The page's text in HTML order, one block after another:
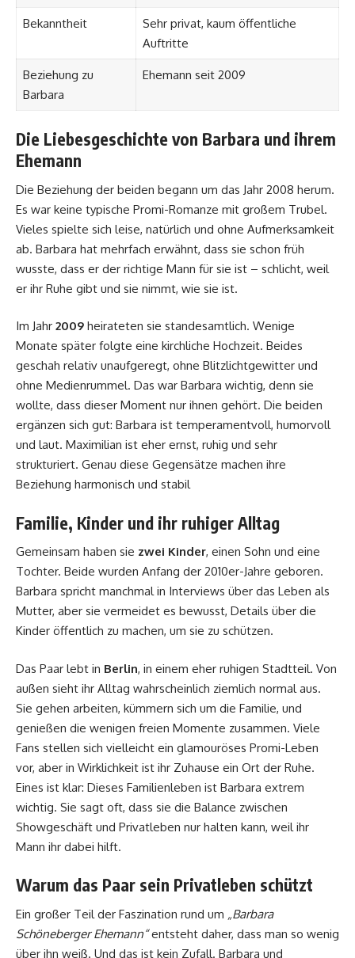
Bekanntheit
Sehr privat, kaum öffentliche
Auftritte
Beziehung zu
Barbara
Ehemann seit 2009
Die Liebesgeschichte von Barbara und ihrem
Ehemann
Die Beziehung der beiden begann um das Jahr 2008 herum.
Es war keine typische Promi-Romanze mit großem Trubel.
Vieles spielte sich leise, natürlich und ohne Aufmerksamkeit
ab. Barbara hat mehrfach erwähnt, dass sie schon früh
wusste, dass er der richtige Mann für sie ist – schlicht, weil
er ihr Ruhe gibt und sie nimmt, wie sie ist.
Im Jahr 2009 heirateten sie standesamtlich. Wenige
Monate später folgte eine kirchliche Hochzeit. Beides
geschah relativ unaufgeregt, ohne Blitzlichtgewitter und
ohne Medienrummel. Das war Barbara wichtig, denn sie
wollte, dass dieser Moment nur ihnen gehört. Die beiden
ergänzen sich gut: Barbara ist temperamentvoll, humorvoll
und laut. Maximilian ist eher ernst, ruhig und sehr
strukturiert. Genau diese Gegensätze machen ihre
Beziehung harmonisch und stabil
Familie, Kinder und ihr ruhiger Alltag
Gemeinsam haben sie zwei Kinder, einen Sohn und eine
Tochter. Beide wurden Anfang der 2010er-Jahre geboren.
Barbara spricht manchmal in Interviews über das Leben als
Mutter, aber sie vermeidet es bewusst, Details über die
Kinder öffentlich zu machen, um sie zu schützen.
Das Paar lebt in Berlin, in einem eher ruhigen Stadtteil. Von
außen sieht ihr Alltag wahrscheinlich ziemlich normal aus.
Sie gehen arbeiten, kümmern sich um die Familie, und
genießen die wenigen freien Momente zusammen. Viele
Fans stellen sich vielleicht ein glamouröses Promi-Leben
vor, aber in Wirklichkeit ist ihr Zuhause ein Ort der Ruhe.
Eines ist klar: Dieses Familienleben ist Barbara extrem
wichtig. Sie sagt oft, dass sie die Balance zwischen
Showgeschäft und Privatleben nur halten kann, weil ihr
Mann ihr dabei hilft.
Warum das Paar sein Privatleben schützt
Ein großer Teil der Faszination rund um „Barbara
Schöneberger Ehemann“entsteht daher, dass man so wenig
über ihn weiß. Und das ist kein Zufall. Barbara und